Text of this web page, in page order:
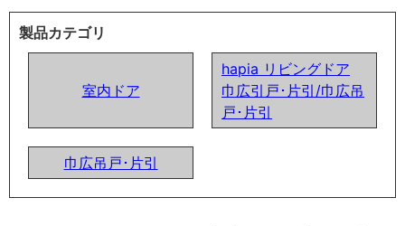
製品カテゴリ
室内ドア
hapia リビングドア
巾広引戸･片引/巾広吊
戸･片引
巾広吊戸･片引